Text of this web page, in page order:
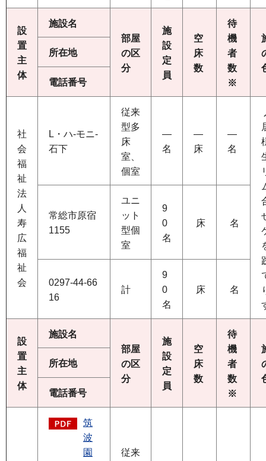
設
置
主
体
施設名
部屋
の区
分
施
設
定
員
空
床
数
待
機
者
数
※
所在地
電話番号
社
会
福
祉
法
人
寿
広
福
祉
会
L・ハ-モニ-
石下
従来
型多
床
室、
個室
―
名
―
床
―
名
常総市原宿
1155
ユニ
ット
型個
室
9
0
名
床 名
0297-44-66
16
計
9
0
名
床 名
設
置
主
体
施設名
部屋
の区
分
施
設
定
員
空
床
数
待
機
者
数
※
所在地
電話番号
筑
波
園
従来